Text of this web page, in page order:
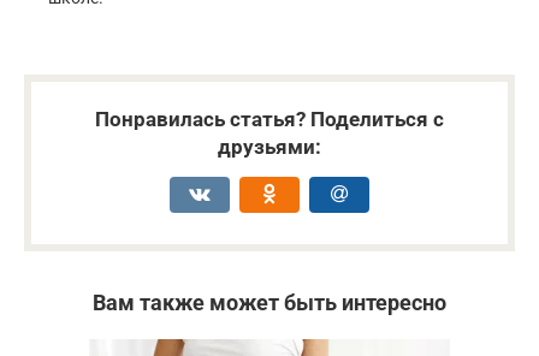
Понравилась статья? Поделиться с
друзьями:
Вам также может быть интересно